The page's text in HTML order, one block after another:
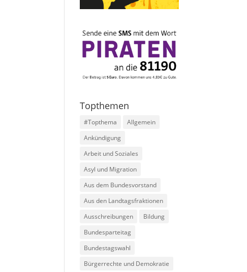
Topthemen
#Topthema
Allgemein
Ankündigung
Arbeit und Soziales
Asyl und Migration
Aus dem Bundesvorstand
Aus den Landtagsfraktionen
Ausschreibungen
Bildung
Bundesparteitag
Bundestagswahl
Bürgerrechte und Demokratie